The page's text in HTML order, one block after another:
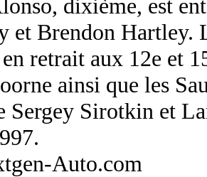
dixième, est
et Brendon Hartley.
retrait aux 12e et
ainsi que les
Sergey Sirotkin et
Auto.com